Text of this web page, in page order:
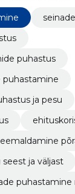
köögipindade
ja
puhastus
ja pesu
ja väljast